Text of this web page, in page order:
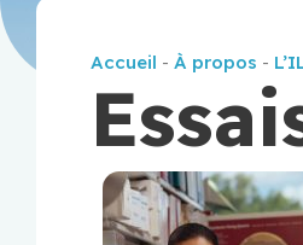
Accueil -À propos -